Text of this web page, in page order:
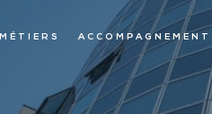
MÉTIERS ACCOMPAGNEMENT